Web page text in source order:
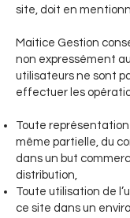
site, doit en
Maitice Gestion
non expressément
utilisateurs ne sont
effectuer les
Toute
même partielle, du
dans un but
distribution,
Toute utilisation de
ce site dans un